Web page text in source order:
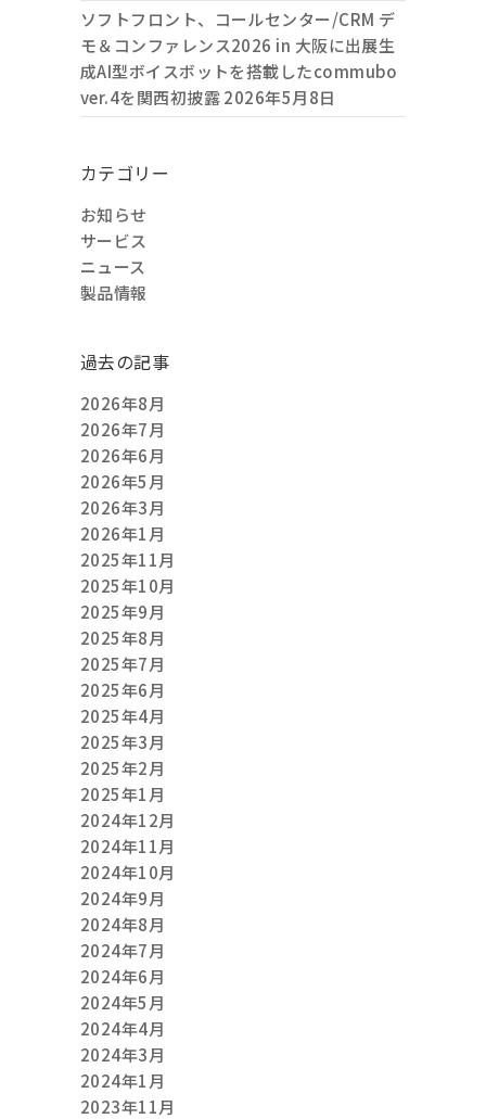
ソフトフロント、コールセンター/CRM デ
モ＆コンファレンス2026 in 大阪に出展生
成AI型ボイスボットを搭載したcommubo
ver.4を関西初披露2026年5月8日
カテゴリー
お知らせ
サービス
ニュース
製品情報
過去の記事
2026年8月
2026年7月
2026年6月
2026年5月
2026年3月
2026年1月
2025年11月
2025年10月
2025年9月
2025年8月
2025年7月
2025年6月
2025年4月
2025年3月
2025年2月
2025年1月
2024年12月
2024年11月
2024年10月
2024年9月
2024年8月
2024年7月
2024年6月
2024年5月
2024年4月
2024年3月
2024年1月
2023年11月